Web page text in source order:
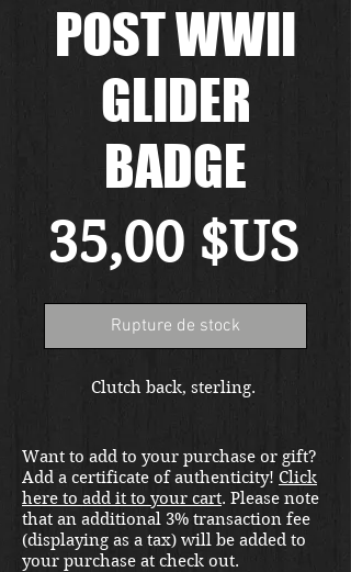
POST WWII
GLIDER
BADGE
35,00 $US
Rupture de stock
Clutch back, sterling.
Want to add to your purchase or gift?
Add a certificate of authenticity! Click
here to add it to your cart. Please note
that an additional 3% transaction fee
(displaying as a tax) will be added to
your purchase at check out.